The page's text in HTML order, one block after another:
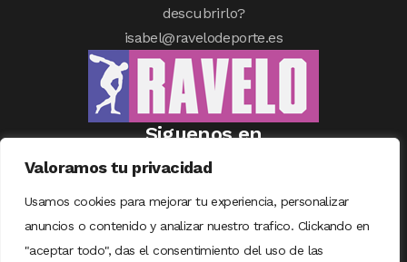
Valoramos tu privacidad
Usamos cookies para mejorar tu experiencia, personalizar
anuncios o contenido y analizar nuestro trafico. Clickando en
"aceptar todo", das el consentimiento del uso de las
descubrirlo?
isabel@ravelodeporte.es
Siguenos en